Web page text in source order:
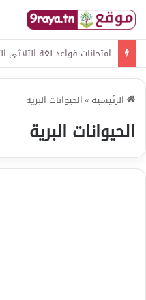
امتحانات قواعد لغة الثلاثي
الرئيسية »الحيوانات البرية
الحيوانات البرية